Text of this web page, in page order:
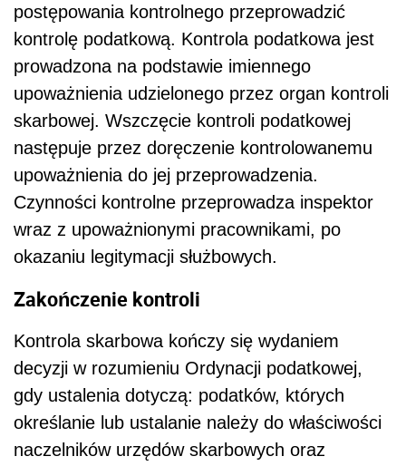
postępowania kontrolnego przeprowadzić
kontrolę podatkową. Kontrola podatkowa jest
prowadzona na podstawie imiennego
upoważnienia udzielonego przez organ kontroli
skarbowej. Wszczęcie kontroli podatkowej
następuje przez doręczenie kontrolowanemu
upoważnienia do jej przeprowadzenia.
Czynności kontrolne przeprowadza inspektor
wraz z upoważnionymi pracownikami, po
okazaniu legitymacji służbowych.
Zakończenie kontroli
Kontrola skarbowa kończy się wydaniem
decyzji w rozumieniu Ordynacji podatkowej,
gdy ustalenia dotyczą: podatków, których
określanie lub ustalanie należy do właściwości
naczelników urzędów skarbowych oraz